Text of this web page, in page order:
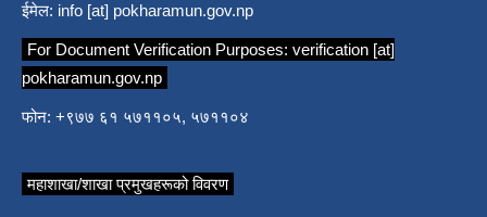
ईमेल: info [at] pokharamun.gov.np
For Document Verification Purposes: verification [at]
pokharamun.gov.np
फोन: +९७७ ६१ ५७११०५, ५७११०४
महाशाखा/शाखा प्रमुखहरूको विवरण